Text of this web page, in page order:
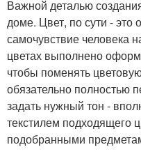
Важной деталью
доме. Цвет, по сути - это
самочувствие человека
цветах выполнено
чтобы поменять
обязательно полностью
задать нужный тон -
текстилем подходящего
подобранными